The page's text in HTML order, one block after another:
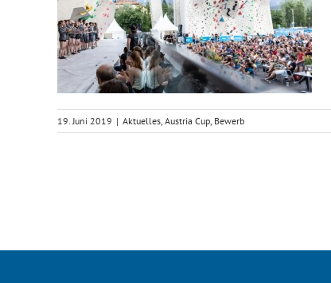
19. Juni 2019 | Aktuelles, Austria Cup, Bewerb